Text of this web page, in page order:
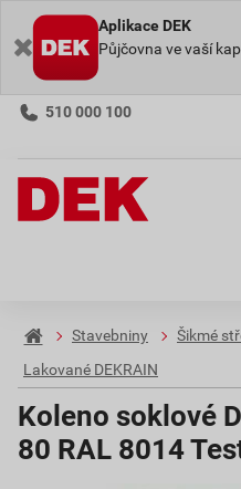
Aplikace DEK
Půjčovna ve vaší
510 000 100
Stavebniny Šikmé
Lakované DEKRAIN
Koleno soklové
80 RAL 8014